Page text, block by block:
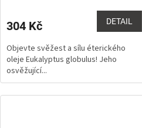
je
z
5
hvězdiček.
304 Kč DETAIL
Objevte svěžest a sílu éterického
oleje Eukalyptus globulus! Jeho
osvěžující...